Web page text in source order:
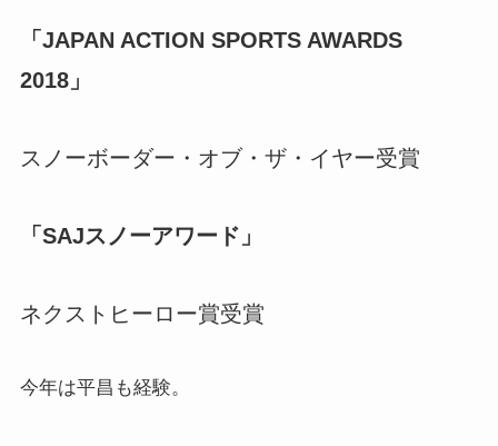
「JAPAN ACTION SPORTS AWARDS
2018」
スノーボーダー・オブ・ザ・イヤー受賞
「SAJスノーアワード」
ネクストヒーロー賞受賞
今年は平昌も経験。